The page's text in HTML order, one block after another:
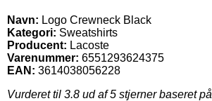
Navn: Logo Crewneck Black
Kategori: Sweatshirts
Producent: Lacoste
Varenummer: 6551293624375
EAN: 3614038056228
Vurderet til 3.8 ud af 5 stjerner baseret på